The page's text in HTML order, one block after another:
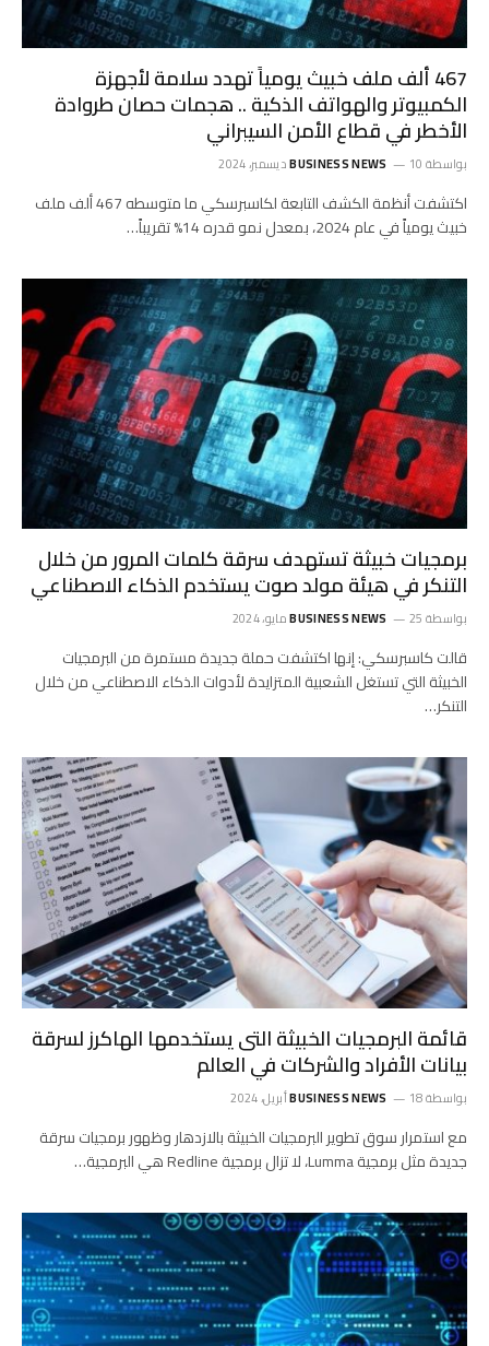
467 ألف ملف خبيث يومياً تهدد سلامة لأجهزة
الكمبيوتر والهواتف الذكية .. هجمات حصان طروادة
الأخطر في قطاع الأمن السيبراني
بواسطة BUSINESS NEWS 10 ديسمبر، 2024
اكتشفت أنظمة الكشف التابعة لكاسبرسكي ما متوسطه 467 ألف ملف
خبيث يومياً في عام 2024، بمعدل نمو قدره 14% تقريباً…
برمجيات خبيثة تستهدف سرقة كلمات المرور من خلال
التنكر في هيئة مولد صوت يستخدم الذكاء الاصطناعي
بواسطة BUSINESS NEWS 25 مايو، 2024
قالت كاسبرسكي: إنها اكتشفت حملة جديدة مستمرة من البرمجيات
الخبيثة التي تستغل الشعبية المتزايدة لأدوات الذكاء الاصطناعي من خلال
التنكر…
قائمة البرمجيات الخبيثة التى يستخدمها الهاكرز لسرقة
بيانات الأفراد والشركات في العالم
بواسطة BUSINESS NEWS 18 أبريل، 2024
مع استمرار سوق تطوير البرمجيات الخبيثة بالازدهار وظهور برمجيات سرقة
جديدة مثل برمجية Lumma، لا تزال برمجية Redline هي البرمجية…